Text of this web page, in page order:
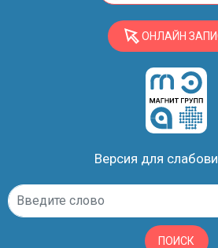
ОНЛАЙН
Версия для
ПОИСК